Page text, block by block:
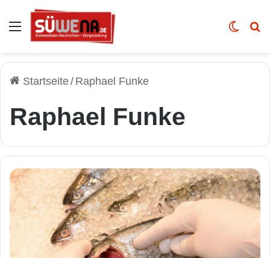
Auswahl Skin
Startseite/ Raphael Funke
Raphael Funke